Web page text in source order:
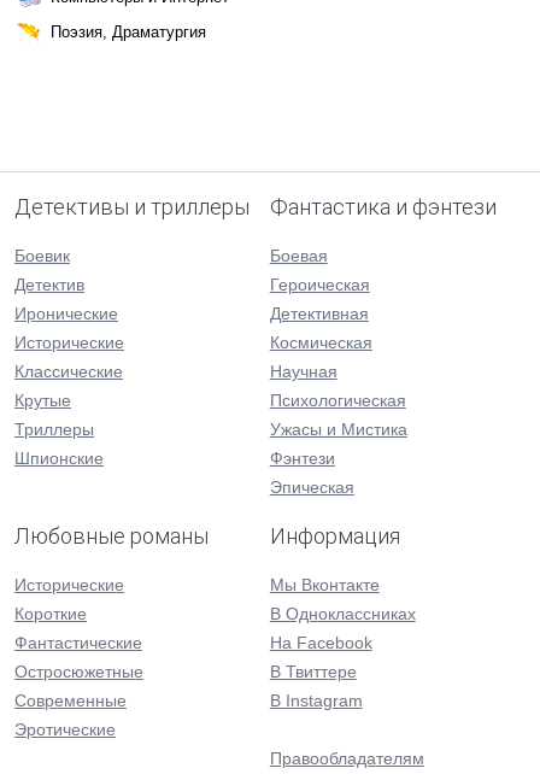
Поэзия, Драматургия
Детективы и триллеры
Боевик
Детектив
Иронические
Исторические
Классические
Крутые
Триллеры
Шпионские
Фантастика и фэнтези
Боевая
Героическая
Детективная
Космическая
Научная
Психологическая
Ужасы и Мистика
Фэнтези
Эпическая
Любовные романы
Исторические
Короткие
Фантастические
Остросюжетные
Современные
Эротические
Информация
Мы Вконтакте
В Одноклассниках
На Facebook
В Твиттере
В Instagram
Правообладателям